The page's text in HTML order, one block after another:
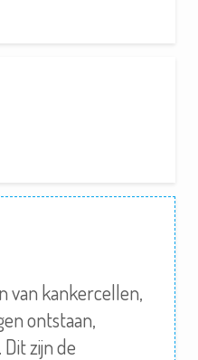
van kankercellen,
ontstaan,
zijn de